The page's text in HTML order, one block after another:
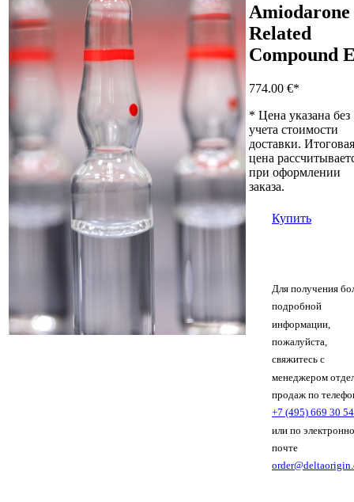
Amiodarone
Related
Compound
774.00 €*
* Цена указана без
учета стоимости
доставки. Итоговая
цена
при оформлении
заказа.
Купить
Для получения
подробной
информации,
пожалуйста,
свяжитесь с
менеджером
продаж по
+7 (495) 669 30 54
или по
почте